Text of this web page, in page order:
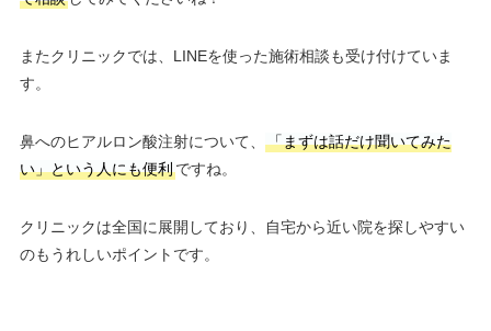
またクリニックでは、LINEを使った施術相談も受け付けていま
す。
鼻へのヒアルロン酸注射について、
「まずは話だけ聞いてみた
い」という人にも便利ですね。
クリニックは全国に展開しており、自宅から近い院を探しやすい
のもうれしいポイントです。